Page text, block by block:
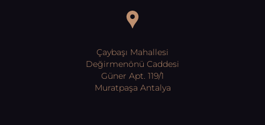
Çaybaşı Mahallesi
Değirmenönü Caddesi
Güner Apt. 119/1
Muratpaşa Antalya